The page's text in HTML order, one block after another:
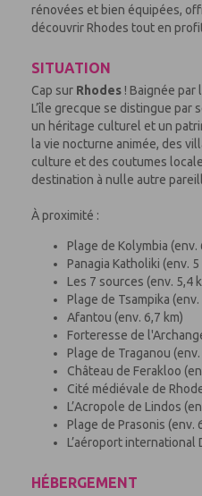
rénovées et bien équipées,
découvrir Rhodes tout en
SITUATION
Cap sur Rhodes! Baignée par
L’île grecque se distingue
un héritage culturel et un
la vie nocturne animée, des
culture et des coutumes
destination à nulle autre
À proximité :
Plage de Kolymbia (env.
Panagia Katholiki (env. 5
Les 7 sources (env. 5,4
Plage de Tsampika (env.
Afantou (env. 6,7 km)
Forteresse de
Plage de Traganou (env.
Château de Ferakloo
Cité médiévale de
L’Acropole de Lindos
Plage de Prasonis (env.
L’aéroport international
HÉBERGEMENT